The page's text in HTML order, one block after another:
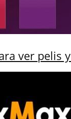
ver pelis